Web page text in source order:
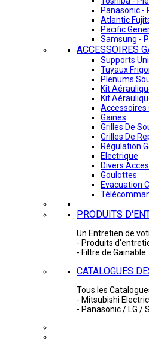
Panasonic -
Atlantic
Pacific
Samsung -
ACCESSOIRES
Supports
Tuyaux
Plenums
Kit
Kit
Accessoires
Gaines
Grilles De
Grilles De
Régulation
Electrique
Divers
Goulottes
Evacuation
PRODUITS
Un Entretien de
- Produits
- Filtre de Gainable
CATALOGUES
Tous les
- Mitsubishi
- Panasonic / LG /